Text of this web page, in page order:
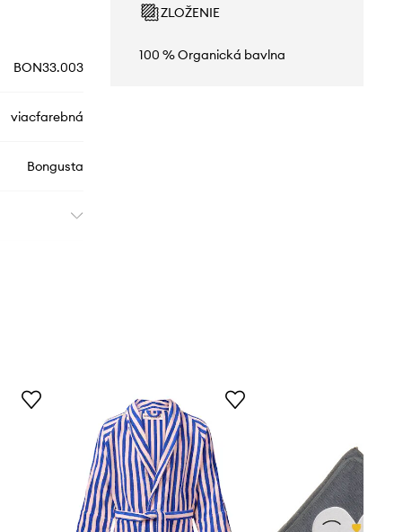
BON33.003
viacfarebná
Bongusta
ZLOŽENIE
100 % Organická bavlna